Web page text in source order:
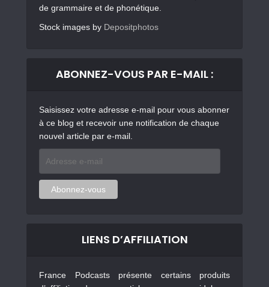
de grammaire et de phonétique.
Stock images by Depositphotos
ABONNEZ-VOUS PAR E-MAIL :
Saisissez votre adresse e-mail pour vous abonner
à ce blog et recevoir une notification de chaque
nouvel article par e-mail.
mail
Abonnez-vous
LIENS D’AFFILIATION
France Podcasts présente certains produits